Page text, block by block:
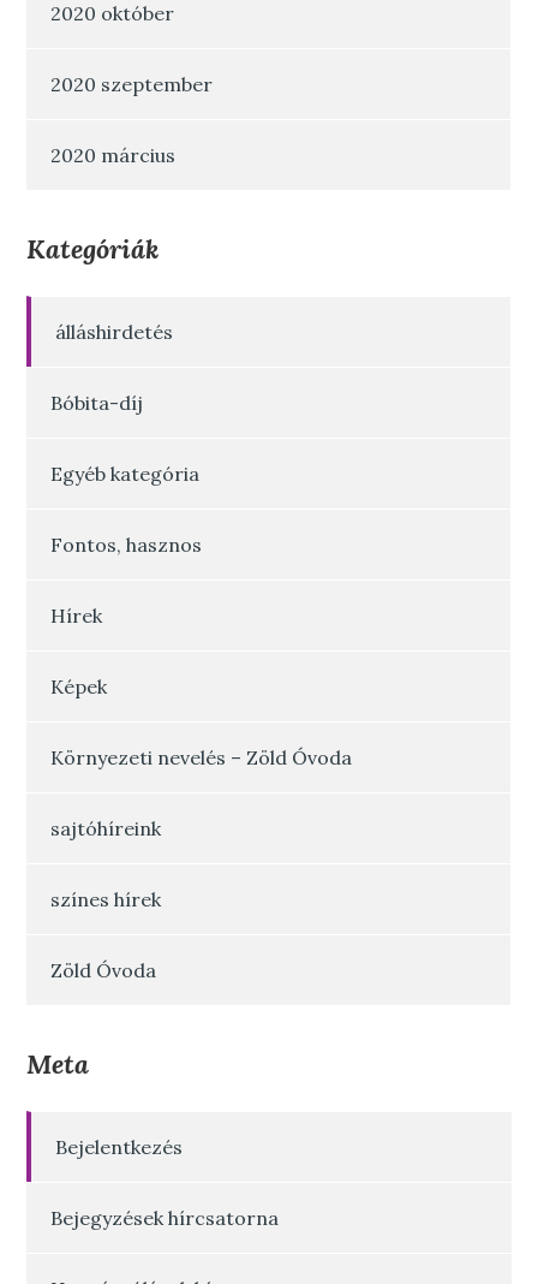
2020 október
2020 szeptember
2020 március
Kategóriák
álláshirdetés
Bóbita-díj
Egyéb kategória
Fontos, hasznos
Hírek
Képek
Környezeti nevelés – Zöld Óvoda
sajtóhíreink
színes hírek
Zöld Óvoda
Meta
Bejelentkezés
Bejegyzések hírcsatorna